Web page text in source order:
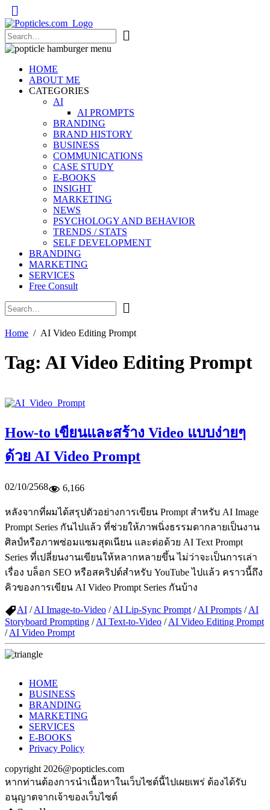
Popticles.com
HOME
ABOUT ME
CATEGORIES
AI
AI PROMPTS
BRANDING
BRAND HISTORY
BUSINESS
COMMUNICATIONS
CASE STUDY
E-BOOKS
INSIGHT
MARKETING
NEWS
PSYCHOLOGY AND BEHAVIOR
TRENDS / STATS
SELF DEVELOPMENT
BRANDING
MARKETING
SERVICES
Free Consult
Home AI Video Editing Prompt
Tag: AI Video Editing Prompt
How-to เขียนและสร้าง Video แบบง่ายๆ
ด้วย AI Video Prompt
02/10/2568 6,166
หลังจากที่ผมได้สรุปตัวอย่างการเขียน Prompt สำหรับ AI Image
Prompt Series กันไปแล้ว ที่ช่วยให้ภาพนิ่งธรรมดากลายเป็นงาน
ศิลป์หรือภาพซ่อมแซมสุดเนียน และต่อด้วย AI Text Prompt
Series ที่เปลี่ยนงานเขียนให้หลากหลายขึ้น ไม่ว่าจะเป็นการเล่า
เรื่อง บล็อก SEO หรือสคริปต์สำหรับ YouTube ไปแล้ว คราวนี้ถึง
คิวของการเขียน AI Video Prompt Series กันบ้าง
AI /AI Image-to-Video /AI Lip-Sync Prompt /AI Prompts /AI
Storyboard Prompting /AI Text-to-Video /AI Video Editing Prompt
/AI Video Prompt
HOME
BUSINESS
BRANDING
MARKETING
SERVICES
E-BOOKS
Privacy Policy
copyright 2026@popticles.com
หากท่านต้องการนำเนื้อหาในเว็บไซต์นี้ไปเผยเพร่ ต้องได้รับ
อนุญาตจากเจ้าของเว็บไซต์